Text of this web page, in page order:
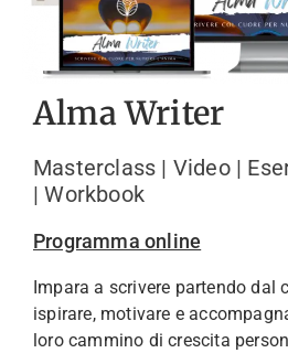
Alma Writer
Masterclass | Video |
| Workbook
Programma online
Impara a scrivere partendo dal
ispirare, motivare e
loro cammino di crescita